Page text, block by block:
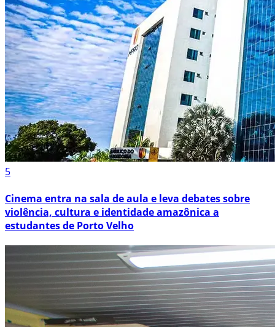
5
Cinema entra na sala de aula e leva debates sobre
violência, cultura e identidade amazônica a
estudantes de Porto Velho